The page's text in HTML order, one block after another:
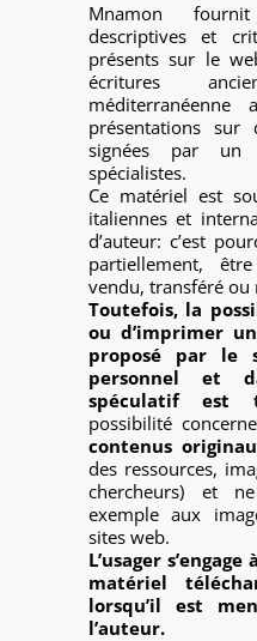
Mnamon
descriptives et
présents sur le
écritures
présentations sur
signées par un
spécialistes.
Ce matériel est
italiennes et
d’auteur: c’est
partiellement,
vendu, transféré ou
Toutefois, la
ou d’imprimer
proposé par le
personnel et
spéculatif est
possibilité concerne
contenus
des ressources,
chercheurs) et
exemple aux
sites web.
L’usager
matériel
lorsqu’il est
l’auteur.